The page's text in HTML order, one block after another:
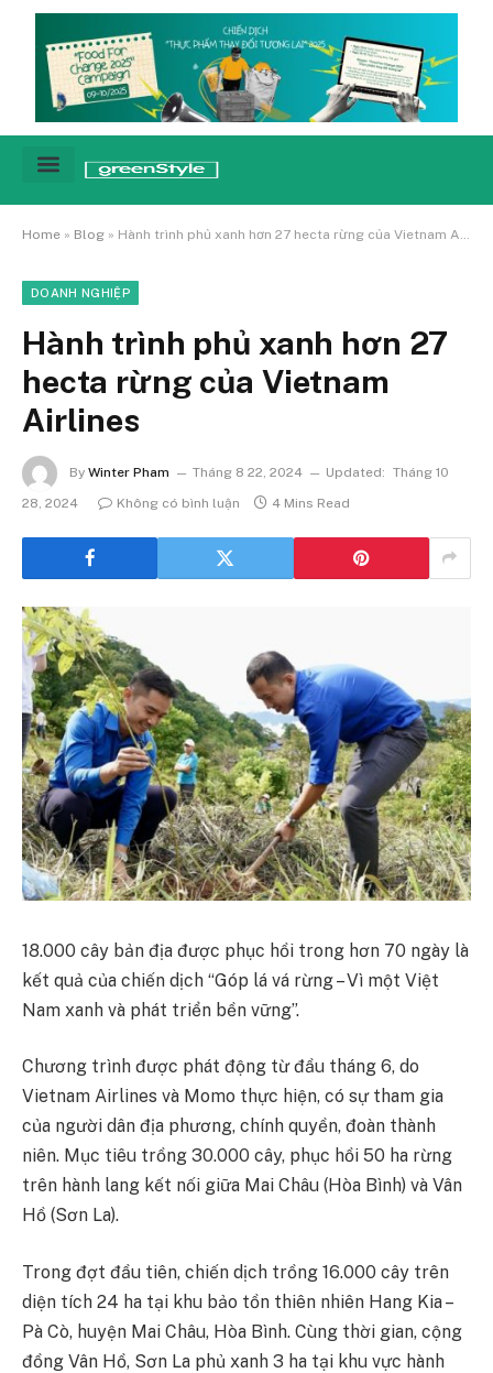
Home » Blog » Hành trình phủ xanh hơn 27 hecta rừng của Vietnam Airlines
DOANH NGHIỆP
Hành trình phủ xanh hơn 27
hecta rừng của Vietnam
Airlines
By Winter Pham Tháng 8 22, 2024 Updated: Tháng 10
28, 2024
Không có bình luận 4 Mins Read
18.000 cây bản địa được phục hồi trong hơn 70 ngày là
kết quả của chiến dịch “Góp lá vá rừng – Vì một Việt
Nam xanh và phát triển bền vững”.
Chương trình được phát động từ đầu tháng 6, do
Vietnam Airlines và Momo thực hiện, có sự tham gia
của người dân địa phương, chính quyền, đoàn thành
niên. Mục tiêu trồng 30.000 cây, phục hồi 50 ha rừng
trên hành lang kết nối giữa Mai Châu (Hòa Bình) và Vân
Hồ (Sơn La).
Trong đợt đầu tiên, chiến dịch trồng 16.000 cây trên
diện tích 24 ha tại khu bảo tồn thiên nhiên Hang Kia –
Pà Cò, huyện Mai Châu, Hòa Bình. Cùng thời gian, cộng
đồng Vân Hồ, Sơn La phủ xanh 3 ha tại khu vực hành